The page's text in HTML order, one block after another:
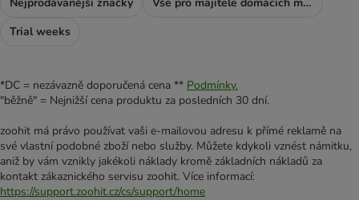
Trial weeks
*DC = nezávazně doporučená cena ** Podmínky.
"běžně" = Nejnižší cena produktu za posledních 30 dní.
zoohit má právo používat vaši e-mailovou adresu k přímé reklamě na
své vlastní podobné zboží nebo služby. Můžete kdykoli vznést námitku,
aniž by vám vznikly jakékoli náklady kromě základních nákladů za
kontakt zákaznického servisu zoohit. Více informací:
https://support.zoohit.cz/cs/support/home